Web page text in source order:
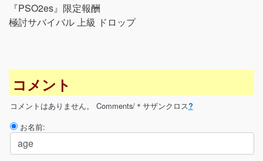
『PSO2es』限定報酬
極討サバイバル 上級 ドロップ
コメント
コメントはありません。 Comments/＊サザンクロス?
お名前: